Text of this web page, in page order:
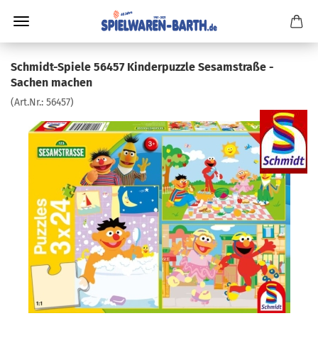
Schmidt-Spiele 56457 Kinderpuzzle Sesamstraße -
Sachen machen
(Art.Nr.: 56457)